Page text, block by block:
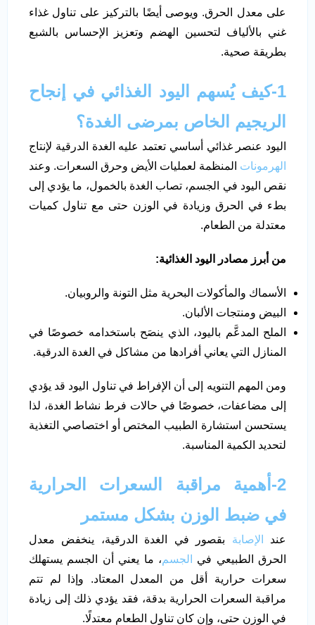
على معدل الحرق. ويوصى أيضًا بالتركيز على تناول غذاء
غني بالألياف لتحسين الهضم وتعزيز الإحساس بالشبع
بطريقة صحية.
1-كيف يُسهم اليود الغذائي في إنجاح
الريجيم الخاص بمرضى الغدة؟
اليود عنصر غذائي أساسي تعتمد عليه الغدة الدرقية لإنتاج
الهرمونات المنظمة لعمليات الأيض وحرق السعرات. وعند
نقص اليود في الجسم، تصاب الغدة بالخمول، ما يؤدي إلى
بطء في الحرق وزيادة في الوزن حتى مع تناول كميات
معتدلة من الطعام.
من أبرز مصادر اليود الغذائية:
الأسماك والمأكولات البحرية مثل التونة والروبيان.
البيض ومنتجات الألبان.
الملح المدعَّم باليود، الذي ينصَح باستخدامه خصوصًا في
المنازل التي يعاني أفرادها من مشاكل في الغدة الدرقية.
ومن المهم التنويه إلى أن الإفراط في تناول اليود قد يؤدي
إلى مضاعفات، خصوصًا في حالات فرط نشاط الغدة، لذا
يستحسن استشارة الطبيب المختص أو اختصاصي التغذية
لتحديد الكمية المناسبة.
2-أهمية مراقبة السعرات الحرارية
في ضبط الوزن بشكل مستمر
عند الإصابة بقصور في الغدة الدرقية، ينخفض معدل
الحرق الطبيعي في
الجسم، ما يعني أن الجسم يستهلك
سعرات حرارية أقل من المعدل المعتاد. وإذا لم تتم
مراقبة السعرات الحرارية بدقة، فقد يؤدي ذلك إلى زيادة
في الوزن حتى، وإن كان تناول الطعام معتدلًا.